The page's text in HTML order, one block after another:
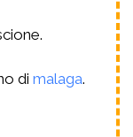
di malaga.